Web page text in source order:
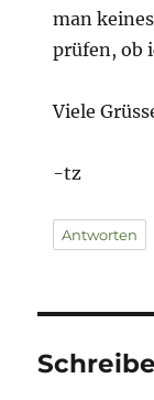
man
prüfen, ob
Viele
-tz
Antworten